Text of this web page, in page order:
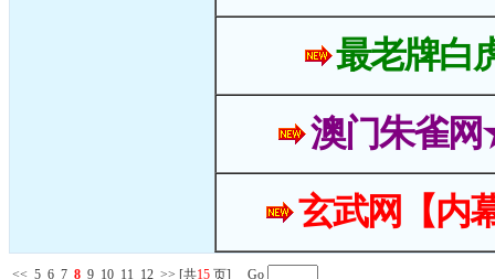
最老牌白
澳门朱雀
玄武网【内
<< 5 6 7 8 9 10 11 12 >> [共15 页] Go